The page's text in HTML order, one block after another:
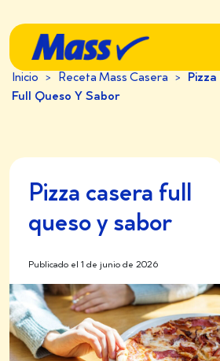
Inicio>Receta Mass Casera>
Full Queso Y Sabor
Pizza casera full
queso y sabor
Publicado el 1 de junio de 2026